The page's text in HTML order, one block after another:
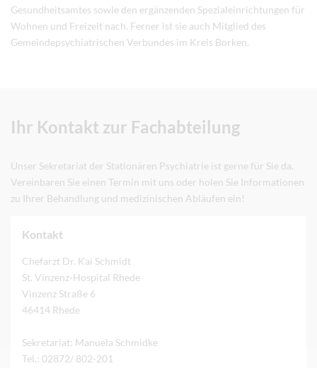
Gesundheitsamtes sowie den ergänzenden Spezialeinrichtungen für
Wohnen und Freizeit nach. Ferner ist sie auch Mitglied des
Gemeindepsychiatrischen Verbundes im Kreis Borken.
Ihr Kontakt zur Fachabteilung
Unser Sekretariat der Stationären Psychiatrie ist gerne für Sie da.
Vereinbaren Sie einen Termin mit uns oder holen Sie Informationen
zu Ihrer Behandlung und medizinischen Abläufen ein!
Kontakt
Chefarzt Dr. Kai Schmidt
St. Vinzenz-Hospital Rhede
Vinzenz Straße 6
46414 Rhede
Sekretariat: Manuela Schmidke
Tel.: 02872/ 802-201